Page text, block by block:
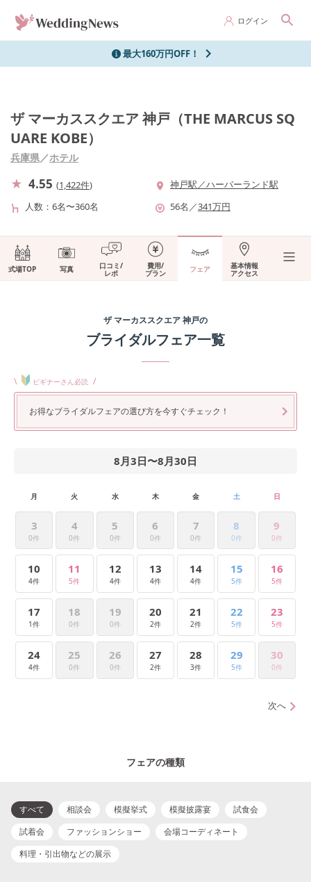
ログイン
最大160万円OFF！
ザ マーカススクエア 神戸（THE MARCUS SQ
UARE KOBE）
兵庫県／ホテル
4.55 (1,422件)
神戸駅／ハーバーランド駅
人数
6名〜360名 56名 ／341万円
式場TOP 写真 口コミ/
レポ
費用/
プラン フェア 基本情報
アクセス
ザ マーカススクエア 神戸の
ブライダルフェア一覧
\ ビギナーさん必読 /
お得なブライダルフェアの選び方を今すぐチェック！
8月3日〜8月30日
月 火 水 木 金 土 日
3
0件
4
0件
5
0件
6
0件
7
0件
8
0件
9
0件
10
4件
11
5件
12
4件
13
4件
14
4件
15
5件
16
5件
17
1件
18
0件
19
0件
20
2件
21
2件
22
5件
23
5件
24
4件
25
0件
26
0件
27
2件
28
3件
29
5件
30
0件
次へ
フェアの種類
すべて 相談会 模擬挙式 模擬披露宴
試食会
試着会
ファッションショー
会場コーディネート
料理・引出物などの展示